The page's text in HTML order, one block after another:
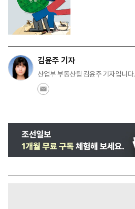
김윤주 기자
산업부 부동산팀 김윤주 기자입니다.